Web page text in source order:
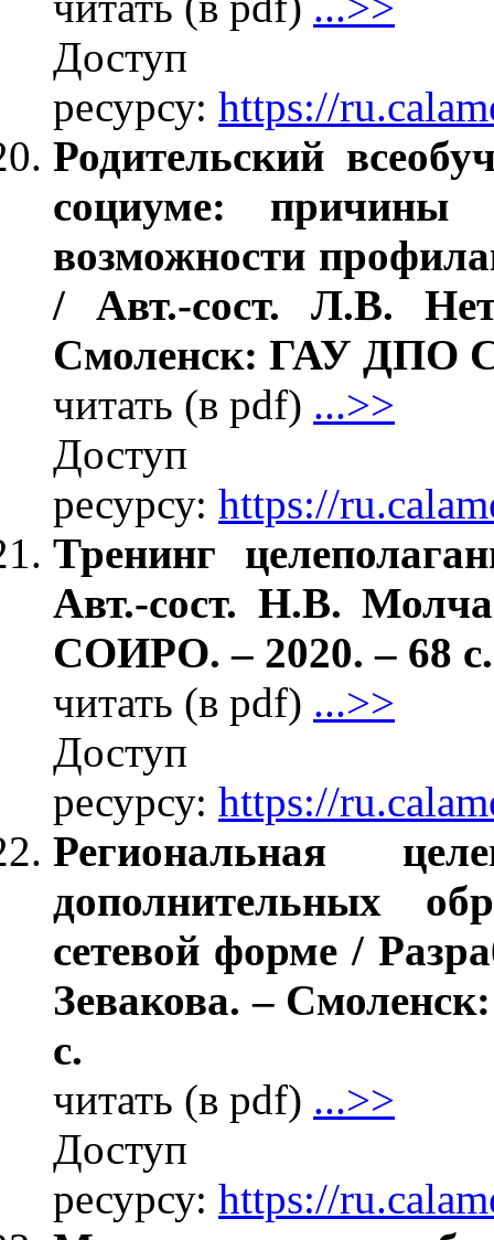
ресурсу: https://
Родительский
социуме: причины
возможности
/ Авт.-сост. Л.В.
Смоленск: ГАУ ДПО
читать (в pdf) ...>>
ресурсу: https://
Тренинг
Авт.-сост. Н.В.
СОИРО. – 2020. – 68 с.
читать (в pdf) ...>>
ресурсу: https://
Региональная
дополнительных
сетевой форме /
Зевакова. –
с.
читать (в pdf) ...>>
ресурсу: https://